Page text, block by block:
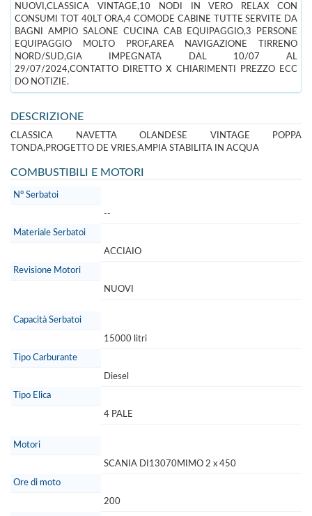
NUOVI,CLASSICA VINTAGE,10 NODI IN VERO RELAX CON
CONSUMI TOT 40LT ORA,4 COMODE CABINE TUTTE SERVITE DA
BAGNI AMPIO SALONE CUCINA CAB EQUIPAGGIO,3 PERSONE
EQUIPAGGIO MOLTO PROF,AREA NAVIGAZIONE TIRRENO
NORD/SUD,GIA IMPEGNATA DAL 10/07 AL
29/07/2024,CONTATTO DIRETTO X CHIARIMENTI PREZZO ECC
DO NOTIZIE.
DESCRIZIONE
CLASSICA NAVETTA OLANDESE VINTAGE POPPA
TONDA,PROGETTO DE VRIES,AMPIA STABILITA IN ACQUA
COMBUSTIBILI E MOTORI
N° Serbatoi
--
Materiale Serbatoi
ACCIAIO
Revisione Motori
NUOVI
Capacità Serbatoi
15000 litri
Tipo Carburante
Diesel
Tipo Elica
4 PALE
Motori
SCANIA DI13070MIMO 2 x 450
Ore di moto
200